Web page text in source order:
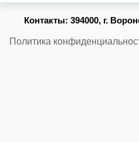
Контакты: 394000, г.
Политика